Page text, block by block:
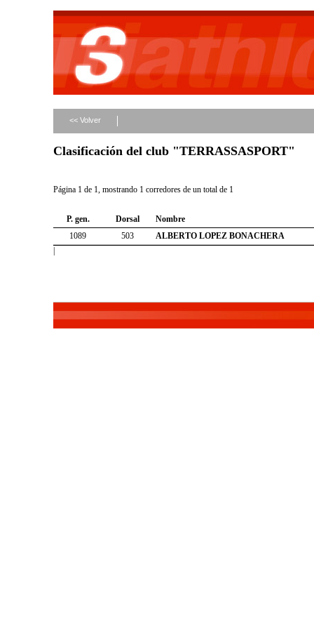
<< Volver
Clasificación del club "TERRASSASPORT"
Página 1 de 1, mostrando 1 corredores de un total de 1
P. gen. Dorsal
Nombre
1089
503
ALBERTO LOPEZ BONACHERA
|